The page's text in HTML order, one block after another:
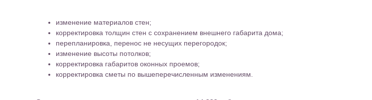
изменение материалов стен;
корректировка толщин стен с сохранением внешнего габарита дома;
перепланировка, перенос не несущих перегородок;
изменение высоты потолков;
корректировка габаритов оконных проемов;
корректировка сметы по вышеперечисленным изменениям.